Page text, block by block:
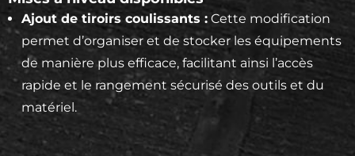
Ajout de tiroirs coulissants : Cette modification
permet d’organiser et de stocker les équipements
de manière plus efficace, facilitant ainsi l’accès
rapide et le rangement sécurisé des outils et du
matériel.